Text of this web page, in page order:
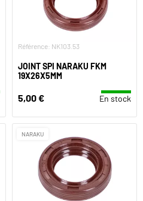
Référence: NK103.53
JOINT SPI NARAKU FKM
19X26X5MM
5,00 € En stock
NARAKU